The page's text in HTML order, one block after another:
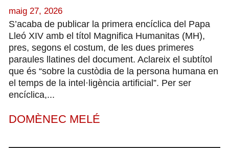
maig 27, 2026
S’acaba de publicar la primera encíclica del Papa
Lleó XIV amb el títol Magnifica Humanitas (MH),
pres, segons el costum, de les dues primeres
paraules llatines del document. Aclareix el subtítol
que és “sobre la custòdia de la persona humana en
el temps de la intel·ligència artificial”. Per ser
encíclica,...
DOMÈNEC MELÉ